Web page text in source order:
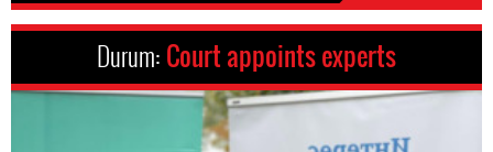
Durum: Court appoints experts